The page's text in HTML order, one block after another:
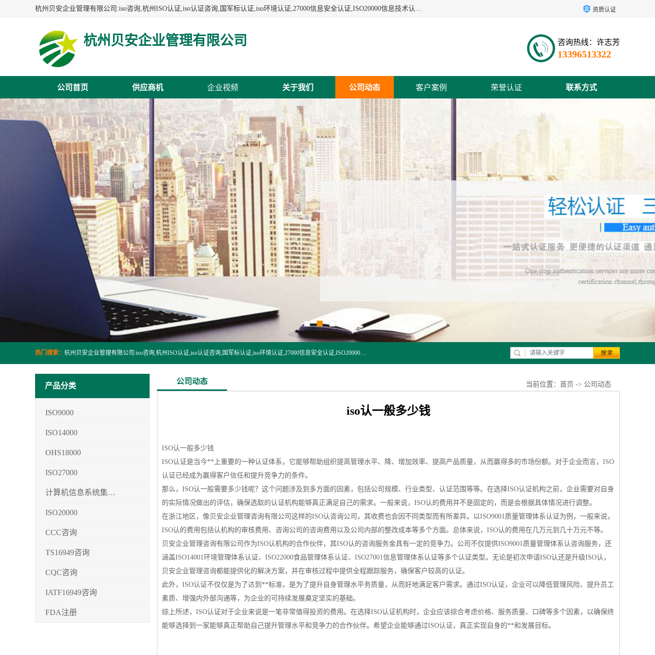
杭州贝安企业管理有限公司:iso咨询,杭州ISO认证,iso认证咨询,国军标认证,iso环境认证,27000信息安全认证,ISO20000信息技术认证,口罩检测报告,32610检测报告,CCRC认证,ISO50001认证,ITSS认证,两化融合认证,出口口罩检测报告等认证代理服务,本公司有近10年的体系咨询经验,能业务覆盖范围南到海南三亚北到新疆阿克苏. 资质认证
杭州贝安企业管理有限公司 咨询热线：许志芳
13396513322
公司首页 供应商机 企业视频 关于我们 公司动态 客户案例 荣誉认证 联系方式
热门搜索： 杭州贝安企业管理有限公司:iso咨询,杭州ISO认证,iso认证咨询,国军标认证,iso环境认证,27000信息安全认证,ISO20000信息技术认证,口罩检测报告,32610检测报告,CCRC认证,ISO50001认证,ITSS认证,两化融合认证,出口口罩检测报告等认证代理服务,本公司有近10年的体系咨询经验,能业务覆盖范围南到海南三亚北到新疆阿克苏.
产品分类
ISO9000
ISO14000
OHS18000
ISO27000
计算机信息系统集成3/4/5
ISO20000
CCC咨询
TS16949咨询
CQC咨询
IATF16949咨询
FDA注册
公司动态 当前位置： 首页 -> 公司动态
iso认一般多少钱
ISO认一般多少钱
ISO认证是当今**上重要的一种认证体系，它能够帮助组织提高管理水平、降、增加效率、提高产品质量，从而赢得多的市场份额。对于企业而言，ISO
认证已经成为赢得客户信任和提升竞争力的条件。
那么，ISO认一般需要多少钱呢？这个问题涉及到多方面的因素，包括公司规模、行业类型、认证范围等等。在选择ISO认证机构之前，企业需要对自身
的实际情况做出的评估，确保选取的认证机构能够真正满足自己的需求。一般来说，ISO认的费用并不是固定的，而是会根据具体情况进行调整。
在浙江地区，像贝安企业管理咨询有限公司这样的ISO认咨询公司，其收费也会因不同类型而有所差异。以ISO9001质量管理体系认证为例，一般来说，
ISO认的费用包括认机构的审核费用、咨询公司的咨询费用以及公司内部的整改成本等多个方面。总体来说，ISO认的费用在几万元到几十万元不等。
贝安企业管理咨询有限公司作为ISO认机构的合作伙伴，其ISO认的咨询服务金具有一定的竞争力。公司不仅提供ISO9001质量管理体系认咨询服务，还
涵盖ISO14001环境管理体系认证、ISO22000食品管理体系认证、ISO27001信息管理体系认证等多个认证类型。无论是初次申请ISO认还是升级ISO认，
贝安企业管理咨询都能提供化的解决方案，并在审核过程中提供全程跟踪服务，确保客户较高的认证。
此外，ISO认证不仅仅是为了达到**标准，是为了提升自身管理水平务质量，从而好地满足客户需求。通过ISO认证，企业可以降低管理风险、提升员工
素质、增强内外部沟通等，为企业的可持续发展奠定坚实的基础。
综上所述，ISO认证对于企业来说是一笔非常值得投资的费用。在选择ISO认证机构时，企业应该综合考虑价格、服务质量、口碑等多个因素，以确保终
能够选择到一家能够真正帮助自己提升管理水平和竞争力的合作伙伴。希望企业能够通过ISO认证，真正实现自身的**和发展目标。